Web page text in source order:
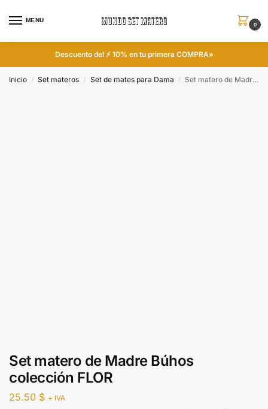
MENU
0
Descuento del ⚡ 10% en tu primera COMPRA»
Inicio / Set materos / Set de mates para Dama / Set matero de Madre Búhos colección FLOR
Set matero de Madre Búhos
colección FLOR
25.50 $ + IVA